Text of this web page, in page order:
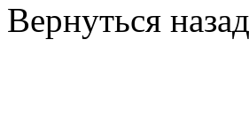
Вернуться назад